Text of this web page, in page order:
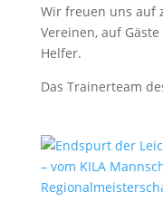
Wir freuen uns auf
Vereinen, auf
Helfer.
Das Trainerteam